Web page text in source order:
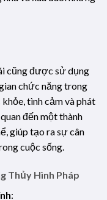
cũng được sử dụng
chức năng trong
tình cảm và phát
đến một thành
giúp tạo ra sự cân
cuộc sống.
Thủy Hình Pháp
: